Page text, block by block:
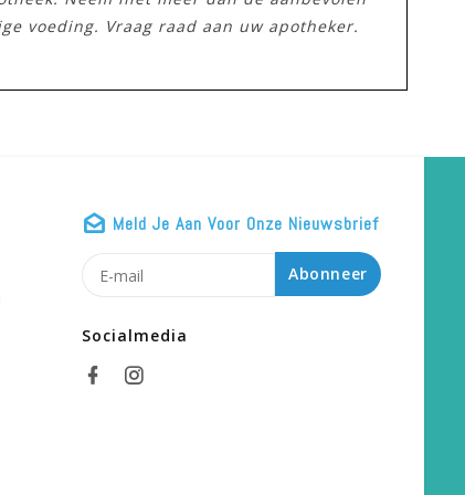
voeding. Vraag raad aan uw apotheker.
Meld Je Aan Voor Onze Nieuwsbrief
Abonneer
Socialmedia